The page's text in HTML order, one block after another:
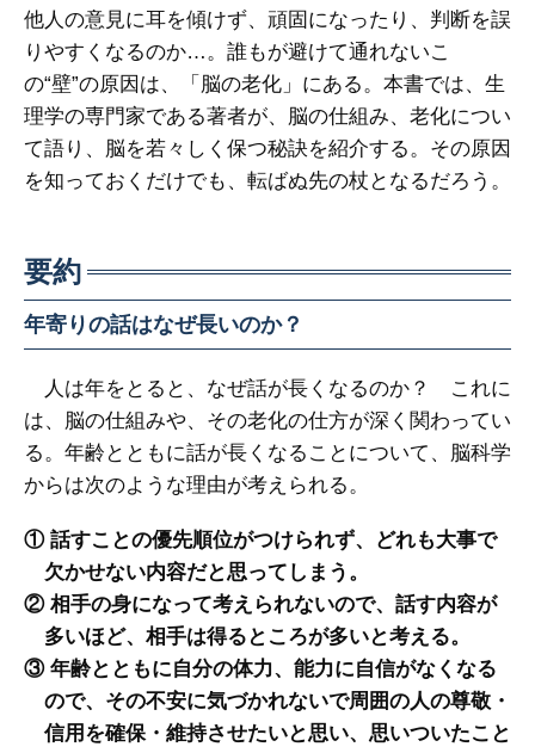
他人の意見に耳を傾けず、頑固になったり、判断を誤
りやすくなるのか…。誰もが避けて通れないこ
の“壁”の原因は、「脳の老化」にある。本書では、生
理学の専門家である著者が、脳の仕組み、老化につい
て語り、脳を若々しく保つ秘訣を紹介する。その原因
を知っておくだけでも、転ばぬ先の杖となるだろう。
要約
年寄りの話はなぜ長いのか？
人は年をとると、なぜ話が長くなるのか？ これに
は、脳の仕組みや、その老化の仕方が深く関わってい
る。年齢とともに話が長くなることについて、脳科学
からは次のような理由が考えられる。
① 話すことの優先順位がつけられず、どれも大事で
欠かせない内容だと思ってしまう。
② 相手の身になって考えられないので、話す内容が
多いほど、相手は得るところが多いと考える。
③ 年齢とともに自分の体力、能力に自信がなくなる
ので、その不安に気づかれないで周囲の人の尊敬・
信用を確保・維持させたいと思い、思いついたこと